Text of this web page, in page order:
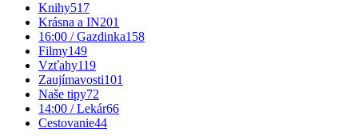
Knihy517
Krásna a IN201
16:00 / Gazdinka158
Filmy149
Vzťahy119
Zaujímavosti101
Naše tipy72
14:00 / Lekár66
Cestovanie44